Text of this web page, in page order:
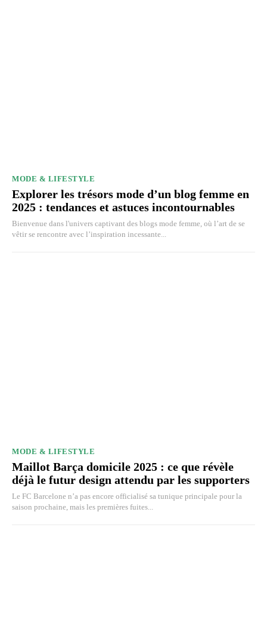
MODE & LIFESTYLE
Explorer les trésors mode d’un blog femme en
2025 : tendances et astuces incontournables
Bienvenue dans l'univers captivant des blogs mode femme, où l’art de se
vêtir se rencontre avec l’inspiration incessante...
MODE & LIFESTYLE
Maillot Barça domicile 2025 : ce que révèle
déjà le futur design attendu par les supporters
Le FC Barcelone n’a pas encore officialisé sa tunique principale pour la
saison prochaine, mais les premières fuites...